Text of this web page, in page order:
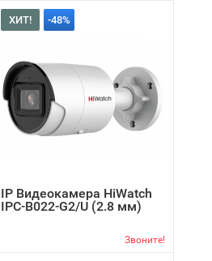
ХИТ! -48%
IP Видеокамера HiWatch
IPC-B022-G2/U (2.8 мм)
Звоните!